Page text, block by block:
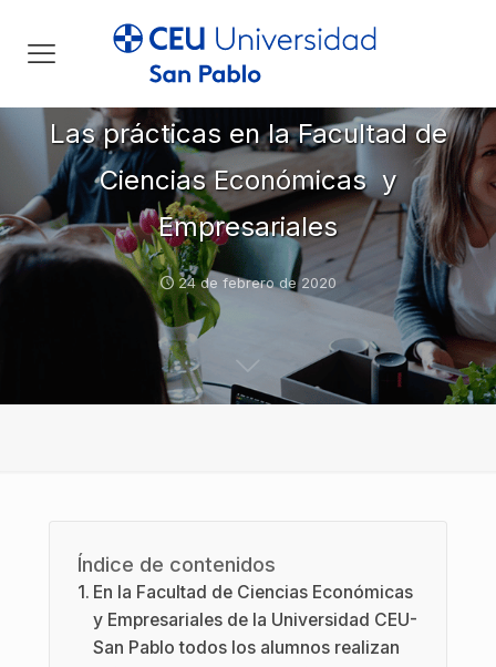
Las prácticas en la Facultad de
Ciencias Económicas y
Empresariales
24 de febrero de 2020
Índice de contenidos
En la Facultad de Ciencias Económicas
y Empresariales de la Universidad CEU-
San Pablo todos los alumnos realizan